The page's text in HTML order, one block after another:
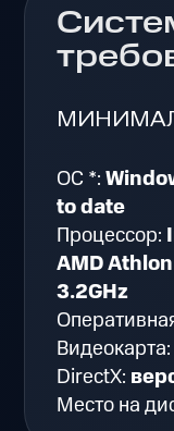
ОС *:
to date
Процессор:
AMD
3.2GHz
DirectX:
Место на